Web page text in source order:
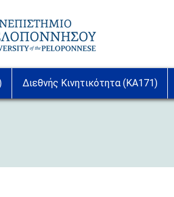
Διεθνής Κινητικότητα (ΚA171)